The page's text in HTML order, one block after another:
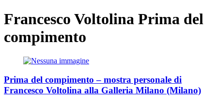
Francesco Voltolina Prima del
compimento
Prima del compimento – mostra personale di
Francesco Voltolina alla Galleria Milano (Milano)